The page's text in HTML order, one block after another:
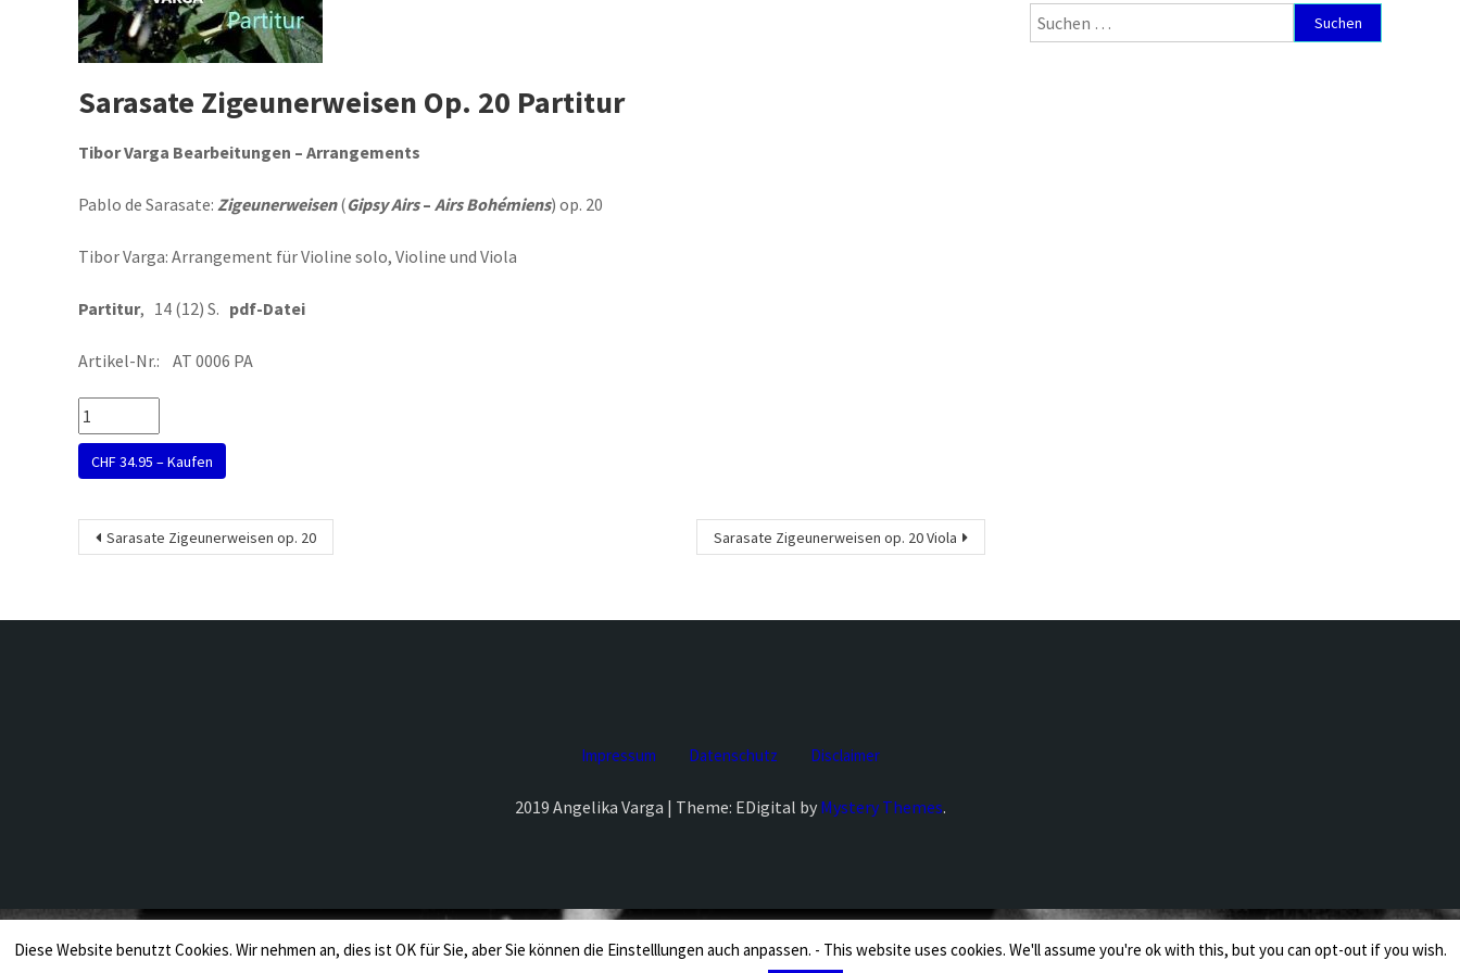
Sarasate Zigeunerweisen Op. 20 Partitur
Tibor Varga Bearbeitungen – Arrangements
Pablo de Sarasate: Zigeunerweisen(Gipsy Airs– Airs Bohémiens) op. 20
Tibor Varga: Arrangement für Violine solo, Violine und Viola
Partitur, 14 (12) S. pdf-Datei
Artikel-Nr.: AT 0006 PA
CHF 34.95 – Kaufen
Beitragsnavigation
Sarasate Zigeunerweisen op. 20 Sarasate Zigeunerweisen op. 20 Viola
Suchen
nach:
Impressum Datenschutz Disclaimer
2019 Angelika Varga | Theme: EDigital by Mystery Themes.
Diese Website benutzt Cookies. Wir nehmen an, dies ist OK für Sie, aber Sie können die Einstelllungen auch anpassen. - This website uses cookies. We'll assume you're ok with this, but you can opt-out if you wish.